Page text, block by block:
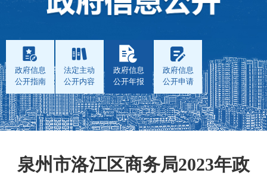
政府信息
公开指南
法定主动
公开内容
政府信息
公开年报
政府信息
公开申请
泉州市洛江区商务局2023年政